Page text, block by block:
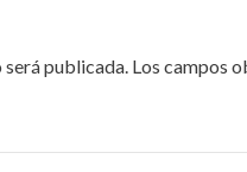
publicada. Los campos